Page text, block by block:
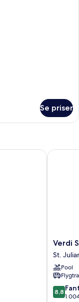
Se priser
Verdi
St
Bay
Marina
St.
Julian's
Verdi
St.
Pool
8.8
av
8,8
1
Verdi St